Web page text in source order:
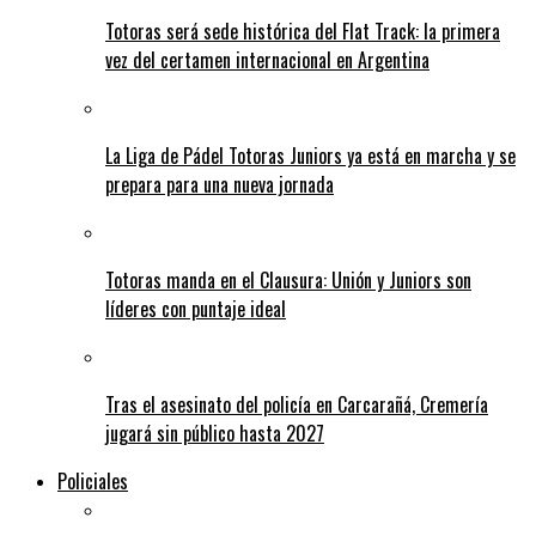
Totoras será sede histórica del Flat Track: la primera
vez del certamen internacional en Argentina
La Liga de Pádel Totoras Juniors ya está en marcha y se
prepara para una nueva jornada
Totoras manda en el Clausura: Unión y Juniors son
líderes con puntaje ideal
Tras el asesinato del policía en Carcarañá, Cremería
jugará sin público hasta 2027
Policiales